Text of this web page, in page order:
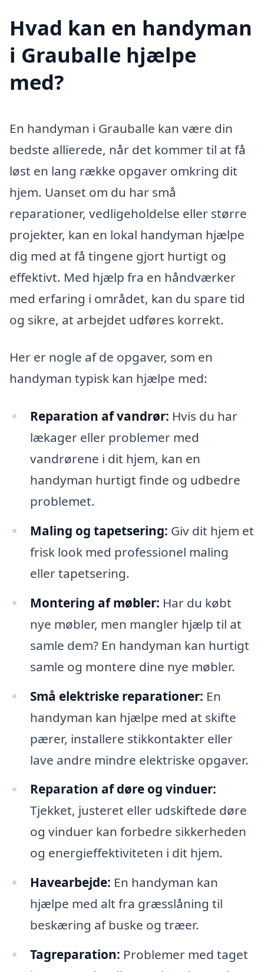
Hvad kan en handyman
i Grauballe hjælpe
med?
En handyman i Grauballe kan være din
bedste allierede, når det kommer til at få
løst en lang række opgaver omkring dit
hjem. Uanset om du har små
reparationer, vedligeholdelse eller større
projekter, kan en lokal handyman hjælpe
dig med at få tingene gjort hurtigt og
effektivt. Med hjælp fra en håndværker
med erfaring i området, kan du spare tid
og sikre, at arbejdet udføres korrekt.
Her er nogle af de opgaver, som en
handyman typisk kan hjælpe med:
Reparation af vandrør: Hvis du har
lækager eller problemer med
vandrørene i dit hjem, kan en
handyman hurtigt finde og udbedre
problemet.
Maling og tapetsering: Giv dit hjem et
frisk look med professionel maling
eller tapetsering.
Montering af møbler: Har du købt
nye møbler, men mangler hjælp til at
samle dem? En handyman kan hurtigt
samle og montere dine nye møbler.
Små elektriske reparationer: En
handyman kan hjælpe med at skifte
pærer, installere stikkontakter eller
lave andre mindre elektriske opgaver.
Reparation af døre og vinduer:
Tjekket, justeret eller udskiftede døre
og vinduer kan forbedre sikkerheden
og energieffektiviteten i dit hjem.
Havearbejde: En handyman kan
hjælpe med alt fra græsslåning til
beskæring af buske og træer.
Tagreparation: Problemer med taget